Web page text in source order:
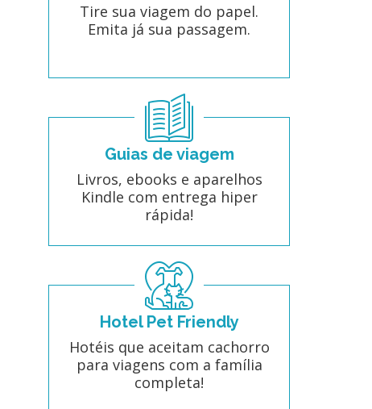
Tire sua viagem do papel.
Emita já sua passagem.
Guias de viagem
Livros, ebooks e aparelhos
Kindle com entrega hiper
rápida!
Hotel Pet Friendly
Hotéis que aceitam cachorro
para viagens com a família
completa!